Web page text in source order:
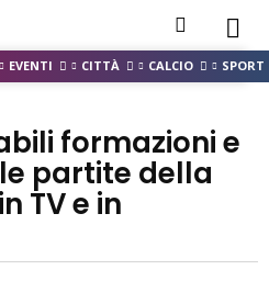
EVENTI CITTÀ CALCIO SPORT
formazioni e
partite della
TV e in